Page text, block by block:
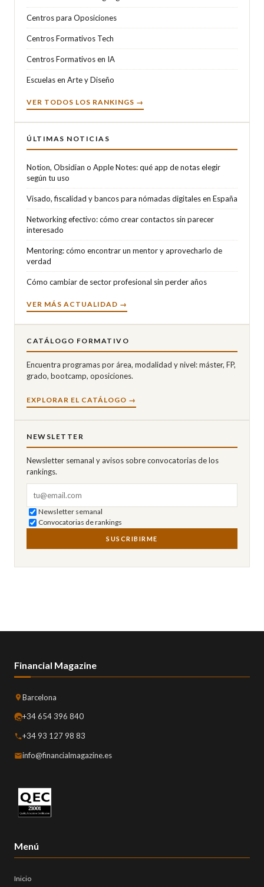
Centros para Oposiciones
Centros Formativos Tech
Centros Formativos en IA
Escuelas en Arte y Diseño
VER TODOS LOS RANKINGS →
ÚLTIMAS NOTICIAS
Notion, Obsidian o Apple Notes: qué app de notas elegir
según tu uso
Visado, fiscalidad y bancos para nómadas digitales en España
Networking efectivo: cómo crear contactos sin parecer
interesado
Mentoring: cómo encontrar un mentor y aprovecharlo de
verdad
Cómo cambiar de sector profesional sin perder años
VER MÁS ACTUALIDAD →
CATÁLOGO FORMATIVO
Encuentra programas por área, modalidad y nivel: máster, FP,
grado, bootcamp, oposiciones.
EXPLORAR EL CATÁLOGO →
NEWSLETTER
Newsletter semanal y avisos sobre convocatorias de los
rankings.
Newsletter semanal
Convocatorias de rankings
SUSCRIBIRME
Financial Magazine
Barcelona
+34 654 396 840
+34 93 127 98 83
info@financialmagazine.es
Menú
Inicio